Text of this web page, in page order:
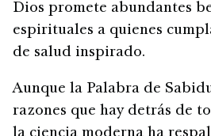
Dios promete abundantes
espirituales a quienes
de salud inspirado.
Aunque la Palabra de
razones que hay detrás de